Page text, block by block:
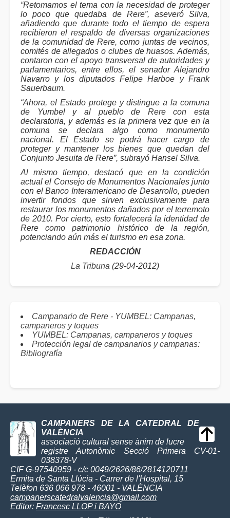
“Retomamos el tema con la necesidad de proteger
lo poco que quedaba de Rere”, aseveró Silva,
añadiendo que durante todo el tiempo de espera
recibieron el respaldo de diversas organizaciones
de la comunidad de Rere, como juntas de vecinos,
comités de allegados o clubes de huasos. Además,
contaron con el apoyo transversal de autoridades y
parlamentarios, entre ellos, el senador Alejandro
Navarro y los diputados Felipe Harboe y Frank
Sauerbaum.
“Ahora, el Estado protege y distingue a la comuna
de Yumbel y al pueblo de Rere con esta
declaratoria, y además es la primera vez que en la
comuna se declara algo como monumento
nacional. El Estado se podrá hacer cargo de
proteger y mantener los bienes que quedan del
Conjunto Jesuita de Rere”, subrayó Hansel Silva.
Al mismo tiempo, destacó que en la condición
actual el Consejo de Monumentos Nacionales junto
con el Banco Interamericano de Desarrollo, pueden
invertir fondos que sirven exclusivamente para
restaurar los monumentos dañados por el terremoto
de 2010. Por cierto, esto fortalecerá la identidad de
Rere como patrimonio histórico de la región,
potenciando aún más el turismo en esa zona.
REDACCIÓN
La Tribuna (29-04-2012)
Campanario de Rere - YUMBEL: Campanas,
campaneros y toques
YUMBEL: Campanas, campaneros y toques
Protección legal de campanarios y campanas:
Bibliografía
CAMPANERS DE LA CATEDRAL DE
VALÈNCIA
associació cultural sense ànim de lucre
registre Autonòmic Secció Primera CV-01-
038378-V
CIF G-97540959 - c/c 0049/2626/86/2814120711
Ermita de Santa Llúcia - Carrer de l'Hospital, 15
Telèfon 636 066 978 - 46001 - VALÈNCIA
campanerscatedralvalencia@gmail.com
Editor: Francesc LLOP i BAYO